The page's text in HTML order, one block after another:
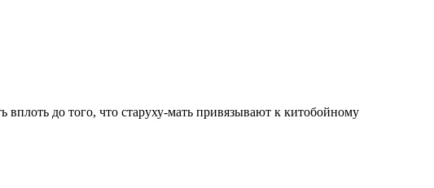
до того, что старуху-мать привязывают к китобойному